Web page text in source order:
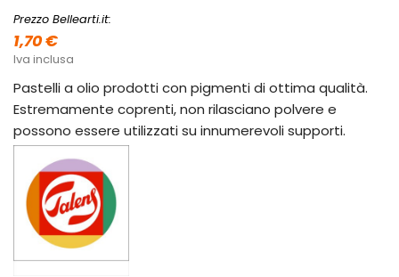
Prezzo Bellearti.it:
1,70 €
Iva inclusa
Pastelli a olio prodotti con pigmenti di ottima qualità.
Estremamente coprenti, non rilasciano polvere e
possono essere utilizzati su innumerevoli supporti.